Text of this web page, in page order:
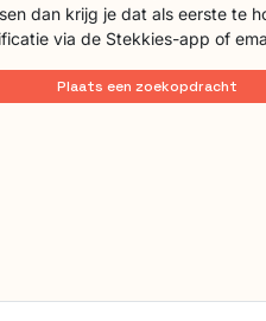
dan krijg je dat als eerste te
via de Stekkies-app of
Plaats een zoekopdracht